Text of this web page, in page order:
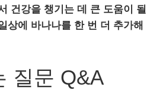
건강을 챙기는 데 큰 도움이 될
상에 바나나를 한 번 더 추가해
질문 Q&A